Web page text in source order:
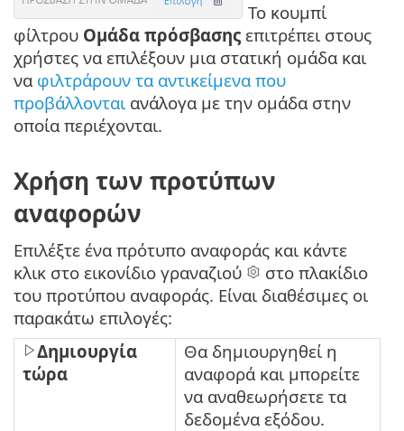
Το κουμπί
φίλτρου Ομάδα πρόσβασης επιτρέπει στους
χρήστες να επιλέξουν μια στατική ομάδα και
να φιλτράρουν τα αντικείμενα που
προβάλλονται ανάλογα με την ομάδα στην
οποία περιέχονται.
Χρήση των προτύπων
αναφορών
Επιλέξτε ένα πρότυπο αναφοράς και κάντε
κλικ στο εικονίδιο γραναζιού
στο πλακίδιο
του προτύπου αναφοράς. Είναι διαθέσιμες οι
παρακάτω επιλογές:
Δημιουργία
τώρα
Θα δημιουργηθεί η
αναφορά και μπορείτε
να αναθεωρήσετε τα
δεδομένα εξόδου.